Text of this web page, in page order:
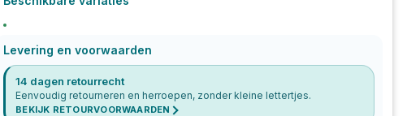
Levering en voorwaarden
14 dagen retourrecht
Eenvoudig retourneren en herroepen, zonder kleine lettertjes.
BEKIJK RETOURVOORWAARDEN